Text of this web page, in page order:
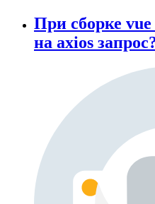
При сборке vue
на axios